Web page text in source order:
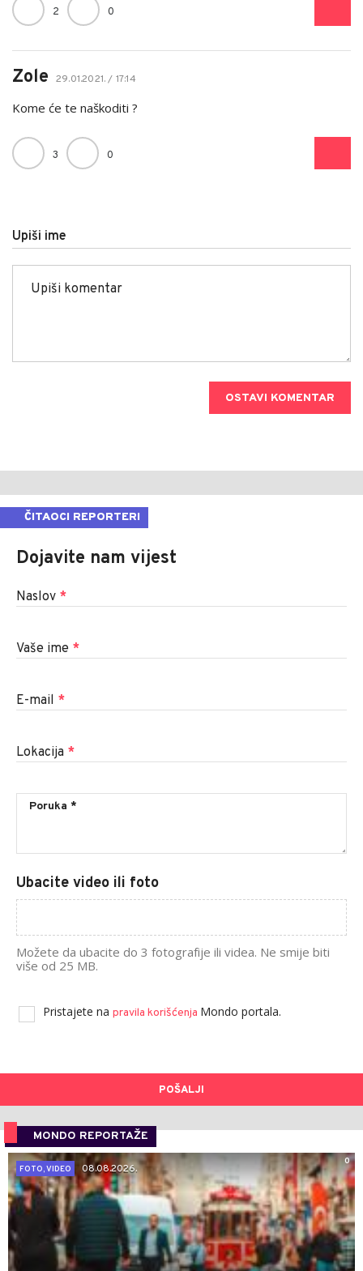
2 0
Zole 29.01.2021. / 17:14
Kome će te naškoditi ?
3 0
Upiši ime
OSTAVI KOMENTAR
ČITAOCI REPORTERI
Dojavite nam vijest
Naslov *
Vaše ime *
E-mail *
Lokacija *
Ubacite video ili foto
Možete da ubacite do 3 fotografije ili videa. Ne smije biti
više od 25 MB.
Pristajete na pravila korišćenja Mondo portala.
POŠALJI
MONDO REPORTAŽE
0
FOTO, VIDEO
08.08.2026.